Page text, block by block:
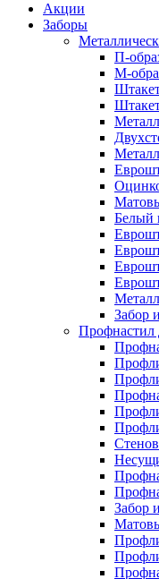
Акции
Заборы
П-
М-
Белый
Забор
Профнастил
Забор